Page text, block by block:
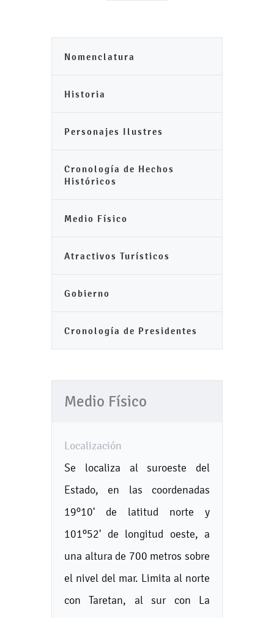
Nomenclatura
Historia
Personajes Ilustres
Cronología de Hechos
Históricos
Medio Físico
Atractivos Turísticos
Gobierno
Cronología de Presidentes
Medio Físico
Localización
Se localiza al suroeste del
Estado, en las coordenadas
19º10' de latitud norte y
101º52' de longitud oeste, a
una altura de 700 metros sobre
el nivel del mar. Limita al norte
con Taretan, al sur con La